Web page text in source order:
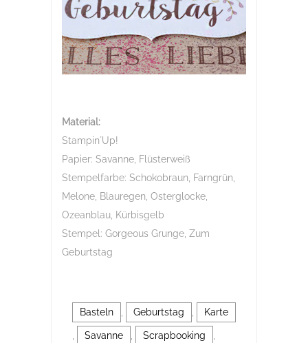
Material:
Stampin´Up!
Papier: Savanne, Flüsterweiß
Stempelfarbe: Schokobraun, Farngrün,
Melone, Blauregen, Osterglocke,
Ozeanblau, Kürbisgelb
Stempel: Gorgeous Grunge, Zum
Geburtstag
Basteln , Geburtstag , Karte
, Savanne , Scrapbooking ,